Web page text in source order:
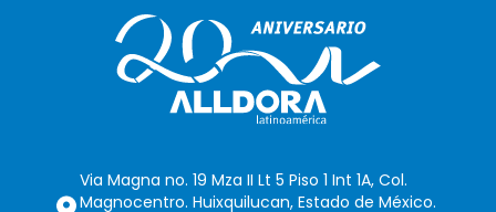
Via Magna no. 19 Mza II Lt 5 Piso 1 Int 1A, Col.
Magnocentro. Huixquilucan, Estado de México.